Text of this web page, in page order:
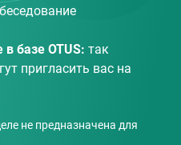
базе OTUS: так
пригласить вас на
не предназначена для